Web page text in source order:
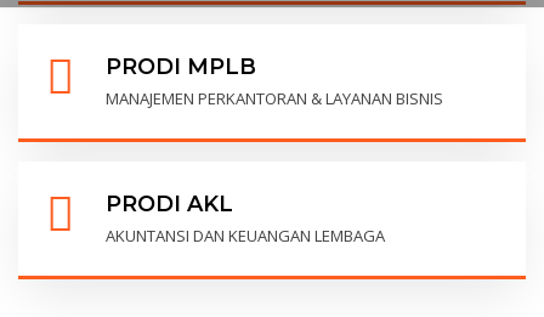
PRODI MPLB
MANAJEMEN PERKANTORAN & LAYANAN BISNIS
PRODI AKL
AKUNTANSI DAN KEUANGAN LEMBAGA